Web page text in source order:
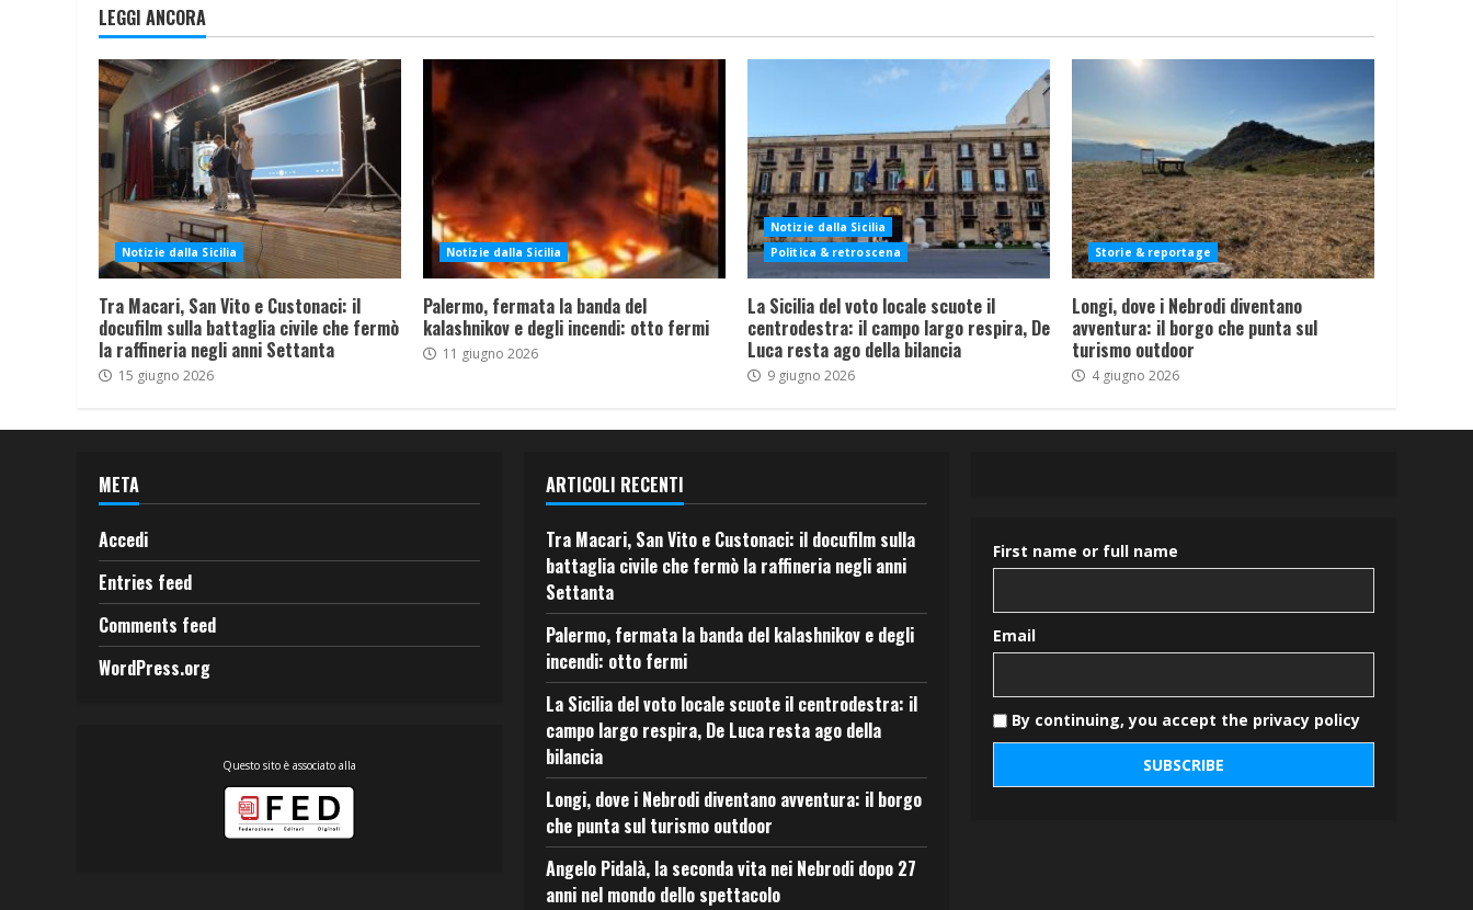
LEGGI ANCORA
Notizie dalla Sicilia
Tra Macari, San Vito e Custonaci: il
docufilm sulla battaglia civile che fermò
la raffineria negli anni Settanta
15 giugno 2026
Notizie dalla Sicilia
Palermo, fermata la banda del
kalashnikov e degli incendi: otto fermi
11 giugno 2026
Notizie dalla Sicilia
Politica & retroscena
La Sicilia del voto locale scuote il
centrodestra: il campo largo respira, De
Luca resta ago della bilancia
9 giugno 2026
Storie & reportage
Longi, dove i Nebrodi diventano
avventura: il borgo che punta sul
turismo outdoor
4 giugno 2026
META
Accedi
Entries feed
Comments feed
WordPress.org
Questo sito è associato alla
ARTICOLI RECENTI
Tra Macari, San Vito e Custonaci: il docufilm sulla
battaglia civile che fermò la raffineria negli anni
Settanta
Palermo, fermata la banda del kalashnikov e degli
incendi: otto fermi
La Sicilia del voto locale scuote il centrodestra: il
campo largo respira, De Luca resta ago della
bilancia
Longi, dove i Nebrodi diventano avventura: il borgo
che punta sul turismo outdoor
Angelo Pidalà, la seconda vita nei Nebrodi dopo 27
anni nel mondo dello spettacolo
First name or full name
Email
By continuing, you accept the privacy policy